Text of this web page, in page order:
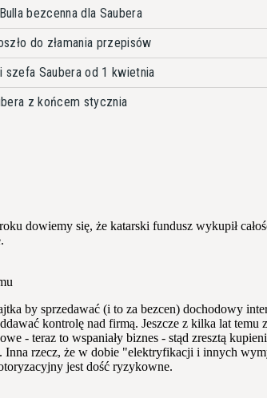
bezcenna dla Saubera
do złamania przepisów
Saubera od 1 kwietnia
z końcem stycznia